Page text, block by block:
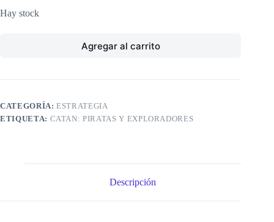
Hay stock
Agregar al carrito
CATEGORÍA:ESTRATEGIA
ETIQUETA: CATAN: PIRATAS Y EXPLORADORES
Descripción